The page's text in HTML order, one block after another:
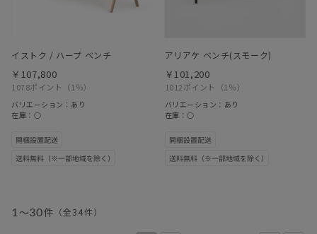
イストク / ハープ ベンチ
1078ポイント （1％）
￥107,800
バリエーション：あり
在庫：○
アリアケ ベンチ(スモーク)
1012ポイント （1％）
￥101,200
バリエーション：あり
在庫：○
1 ～30件 （全34件）